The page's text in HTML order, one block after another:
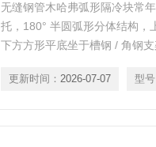
无缝钢管木哈弗弧形隔冷块常
托，180° 半圆弧形分体结构，
下方方形平底坐于槽钢 / 角钢
件，执行标准 HG/T21629-
更新时间： 2026-07-07 型号